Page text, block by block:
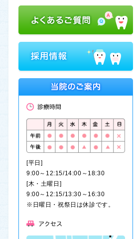
[平日]
9:00～12:15/14:00～18:30
[木・土曜日]
9:00～12:15/13:30～16:30
※日曜日・祝祭日は休診です。